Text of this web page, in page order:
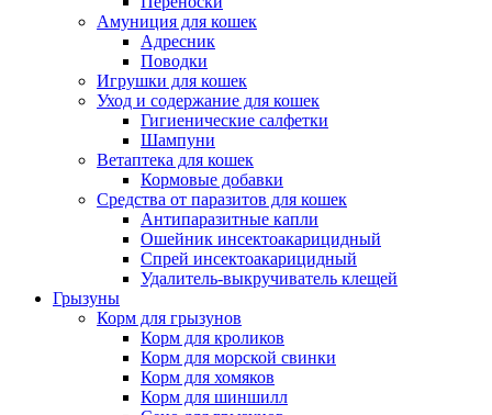
Амуниция для кошек
Адресник
Поводки
Игрушки для кошек
Уход и содержание для кошек
Гигиенические салфетки
Шампуни
Ветаптека для кошек
Кормовые добавки
Средства от паразитов для кошек
Антипаразитные капли
Ошейник инсектоакарицидный
Спрей инсектоакарицидный
Удалитель-выкручиватель клещей
Грызуны
Корм для грызунов
Корм для кроликов
Корм для морской свинки
Корм для хомяков
Корм для шиншилл